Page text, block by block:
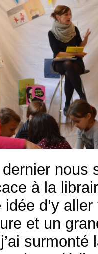
nous
à la
idée d’y
et un
surmonté